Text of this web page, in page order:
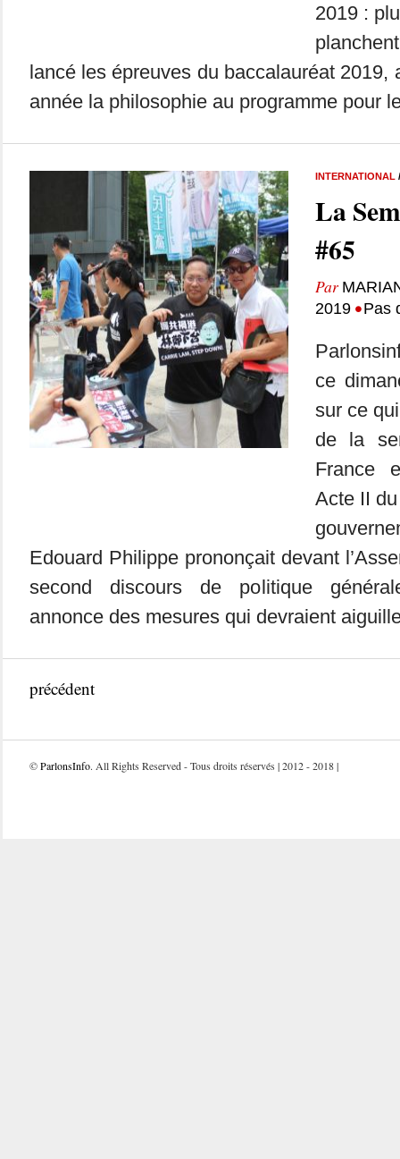
2019 :
lancé les épreuves du baccalauréat 2019,
année la philosophie au programme pour
INTERNATIONAL
La
#65
Par
2019 •Pas
ce
sur ce
de la
France
Acte II
Edouard Philippe prononçait devant
second discours de politique
annonce des mesures qui devraient
précédent
©ParlonsInfo. All Rights Reserved - Tous droits réservés | 2012 - 2018 |